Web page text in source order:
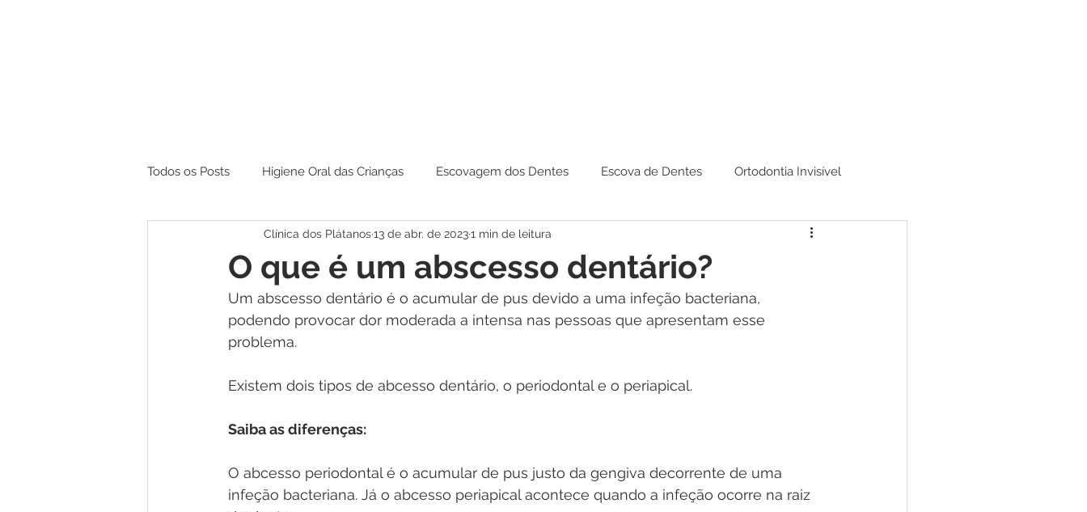
Todos os Posts Higiene Oral das Crianças Escovagem dos Dentes Escova de Dentes Ortodontia Invisível
Branqueamento
O que é um abscesso dentário?
Clínica dos Plátanos13 de abr. de 20231 min de leitura
Um abscesso dentário é o acumular de pus devido a uma infeção bacteriana,
podendo provocar dor moderada a intensa nas pessoas que apresentam esse
problema.
Existem dois tipos de abcesso dentário, o periodontal e o periapical.
Saiba as diferenças:
O abcesso periodontal é o acumular de pus justo da gengiva decorrente de uma
infeção bacteriana. Já o abcesso periapical acontece quando a infeção ocorre na raiz